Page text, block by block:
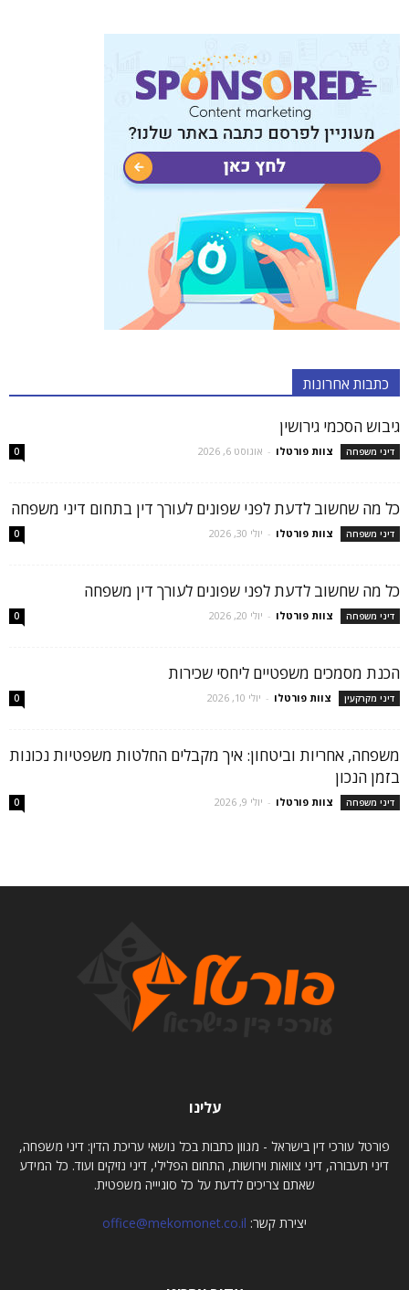
כתבות אחרונות
גיבוש הסכמי גירושין
דיני משפחה צוות פורטלו - אוגוסט 6, 2026 0
כל מה שחשוב לדעת לפני שפונים לעורך דין בתחום דיני משפחה
דיני משפחה צוות פורטלו - יולי 30, 2026 0
כל מה שחשוב לדעת לפני שפונים לעורך דין משפחה
דיני משפחה צוות פורטלו - יולי 20, 2026 0
הכנת מסמכים משפטיים ליחסי שכירות
דיני מקרקעין צוות פורטלו - יולי 10, 2026 0
משפחה, אחריות וביטחון: איך מקבלים החלטות משפטיות נכונות
בזמן הנכון
דיני משפחה צוות פורטלו - יולי 9, 2026 0
עלינו
פורטל עורכי דין בישראל - מגוון כתבות בכל נושאי עריכת הדין: דיני משפחה,
דיני תעבורה, דיני צוואות וירושות, התחום הפלילי, דיני נזיקים ועוד. כל המידע
שאתם צריכים לדעת על כל סוגיייה משפטית.
יצירת קשר: office@mekomonet.co.il